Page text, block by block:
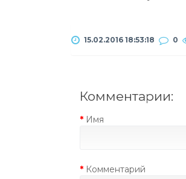
15.02.2016 18:53:18 0
Комментарии:
Имя
Комментарий